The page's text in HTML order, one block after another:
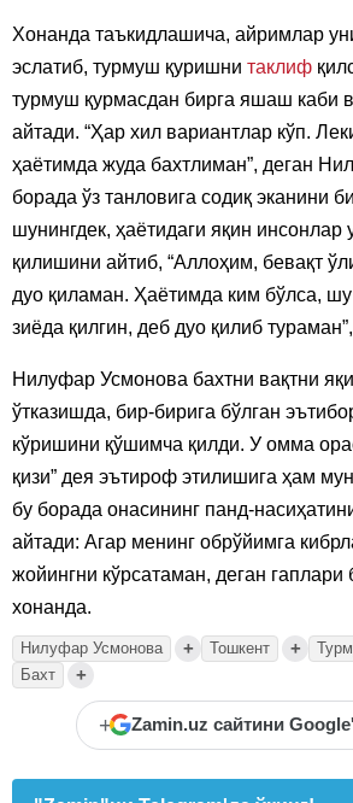
Хонанда таъкидлашича, айримлар
эслатиб, турмуш қуришни таклиф
турмуш қурмасдан бирга яшаш каби
айтади. “Ҳар хил вариантлар кўп.
ҳаётимда жуда бахтлиман”, деган
борада ўз танловига содиқ эканини
шунингдек, ҳаётидаги яқин
қилишини айтиб, “Аллоҳим, бевақт
дуо қиламан. Ҳаётимда ким бўлса,
зиёда қилгин, деб дуо қилиб
Нилуфар Усмонова бахтни вақтни
ўтказишда, бир-бирига бўлган
кўришини қўшимча қилди. У омма
қизи” дея эътироф этилишига ҳам
бу борада онасининг панд-
айтади: Агар менинг обрўйимга
жойингни кўрсатаман, деган гаплари
хонанда.
Нилуфар Усмонова + Тошкент +
Бахт +
+ Zamin.uz сайтини